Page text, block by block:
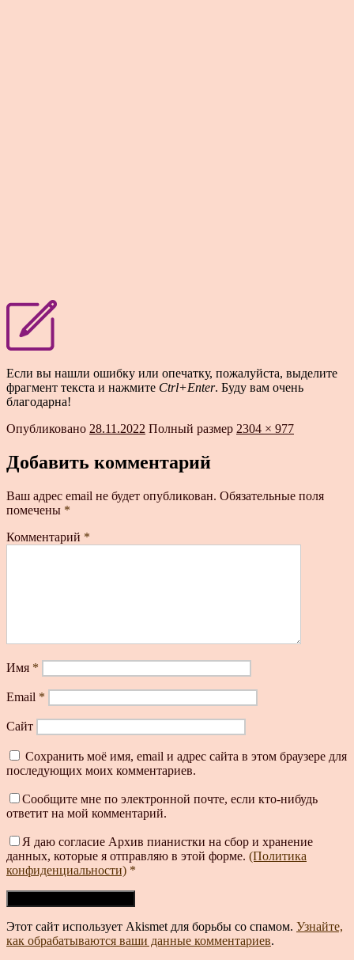
Если вы нашли ошибку или опечатку, пожалуйста, выделите
фрагмент текста и нажмите Ctrl+Enter. Буду вам очень
благодарна!
Опубликовано 28.11.2022 Полный размер 2304 × 977
Добавить комментарий
Ваш адрес email не будет опубликован. Обязательные поля
помечены *
Комментарий *
Имя *
Email *
Сайт
Сохранить моё имя, email и адрес сайта в этом браузере для
последующих моих комментариев.
Сообщите мне по электронной почте, если кто-нибудь
ответит на мой комментарий.
Я даю согласие Архив пианистки на сбор и хранение
данных, которые я отправляю в этой форме. (Политика
конфиденциальности) *
Этот сайт использует Akismet для борьбы со спамом. Узнайте,
как обрабатываются ваши данные комментариев.